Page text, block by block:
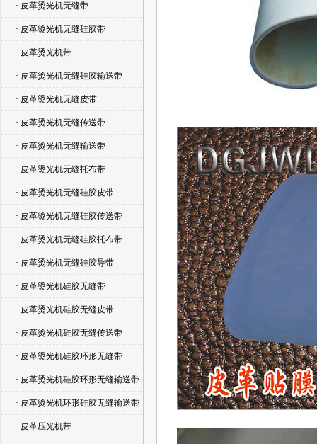
· 皮革烫光机无缝带
· 皮革烫光机无缝硅胶带
· 皮革烫光机带
· 皮革烫光机无缝硅胶输送带
· 皮革烫光机无缝皮带
· 皮革烫光机无缝传送带
· 皮革烫光机无缝输送带
· 皮革烫光机无缝托布带
· 皮革烫光机无缝硅胶皮带
· 皮革烫光机无缝硅胶传送带
· 皮革烫光机无缝硅胶托布带
· 皮革烫光机无缝硅胶导带
· 皮革烫光机硅胶无缝带
· 皮革烫光机硅胶无缝皮带
· 皮革烫光机硅胶无缝传送带
· 皮革烫光机硅胶环形无缝带
· 皮革烫光机硅胶环形无缝输送带
· 皮革烫光机环形硅胶无缝输送带
· 皮革压光机带